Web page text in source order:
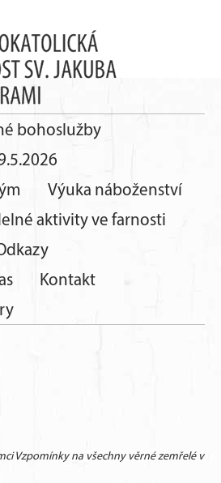
bohoslužby
Výuka náboženství
aktivity ve farnosti
Kontakt
Vzpomínky na všechny věrné zemřelé v